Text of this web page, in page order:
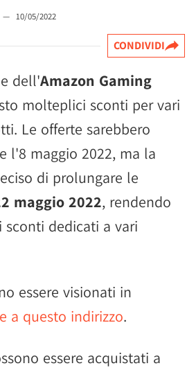
— 10/05/2022
CONDIVIDI
dell'Amazon Gaming
molteplici sconti per vari
Le offerte sarebbero
l'8 maggio 2022, ma la
di prolungare le
maggio 2022, rendendo
dedicati a vari
essere visionati in
a questo indirizzo.
essere acquistati a